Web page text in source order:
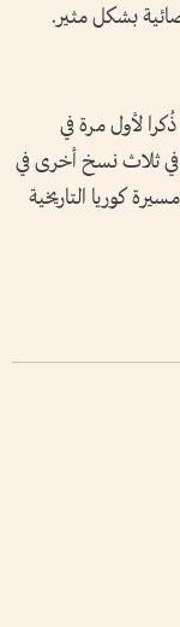
بشكل مثير.
لأول مرة في
في ثلاث نسخ أخرى في
كوريا التاريخية